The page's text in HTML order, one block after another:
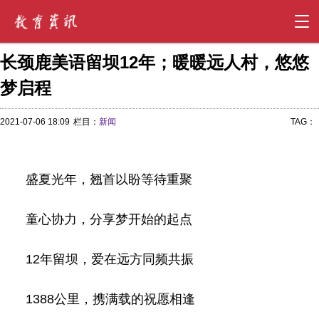
长颈鹿美语留坝12年；暖暖远人村，悠悠
梦启程
2021-07-06 18:09 栏目： 新闻 TAG：
盛夏光年，翘首以盼等待重聚
童心协力，分享梦开始的起点
12年留坝，爱在远方同频共振
1388公里，携满载的祝愿相逢